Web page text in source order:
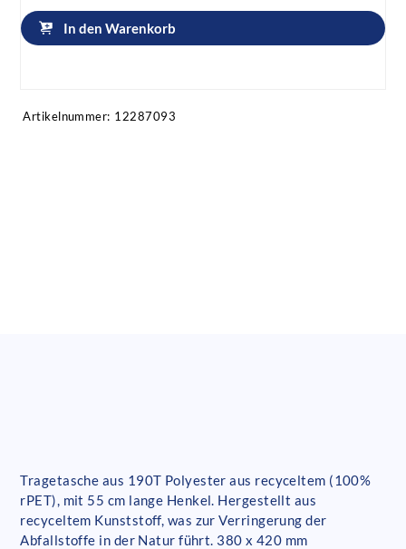
In den Warenkorb
Artikelnummer: 12287093
Tragetasche aus 190T Polyester aus recyceltem (100%
rPET), mit 55 cm lange Henkel. Hergestellt aus
recyceltem Kunststoff, was zur Verringerung der
Abfallstoffe in der Natur führt. 380 x 420 mm